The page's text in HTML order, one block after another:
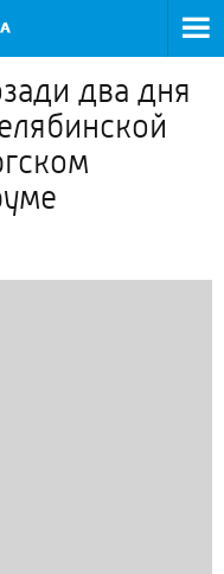
два дня